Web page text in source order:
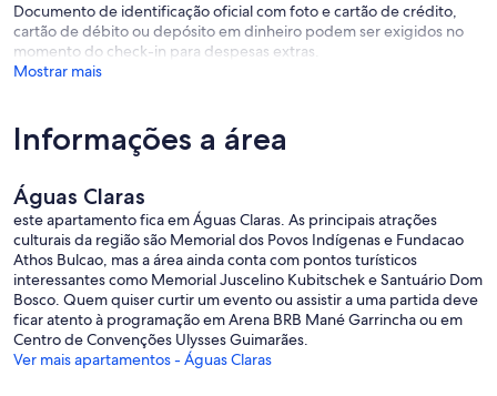
Documento de identificação oficial com foto e cartão de crédito,
cartão de débito ou depósito em dinheiro podem ser exigidos no
momento do check-in para despesas extras.
Mostrar mais
Informações a área
Águas Claras
este apartamento fica em Águas Claras. As principais atrações
culturais da região são Memorial dos Povos Indígenas e Fundacao
Athos Bulcao, mas a área ainda conta com pontos turísticos
interessantes como Memorial Juscelino Kubitschek e Santuário Dom
Bosco. Quem quiser curtir um evento ou assistir a uma partida deve
ficar atento à programação em Arena BRB Mané Garrincha ou em
Centro de Convenções Ulysses Guimarães.
Ver mais apartamentos - Águas Claras